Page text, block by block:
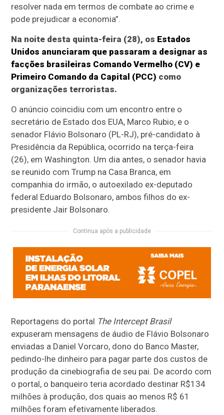
resolver nada em termos de combate ao crime e
pode prejudicar a economia”.
Na noite desta quinta-feira (28), os Estados
Unidos anunciaram que passaram a designar as
facções brasileiras Comando Vermelho (CV) e
Primeiro Comando da Capital (PCC) como
organizações terroristas.
O anúncio coincidiu com um encontro entre o
secretário de Estado dos EUA, Marco Rubio, e o
senador Flávio Bolsonaro (PL-RJ), pré-candidato à
Presidência da República, ocorrido na terça-feira
(26), em Washington. Um dia antes, o senador havia
se reunido com Trump na Casa Branca, em
companhia do irmão, o autoexilado ex-deputado
federal Eduardo Bolsonaro, ambos filhos do ex-
presidente Jair Bolsonaro.
Continua após a publicidade
Reportagens do portal The Intercept Brasil
expuseram mensagens de áudio de Flávio Bolsonaro
enviadas a Daniel Vorcaro, dono do Banco Master,
pedindo-lhe dinheiro para pagar parte dos custos de
produção da cinebiografia de seu pai. De acordo com
o portal, o banqueiro teria acordado destinar R$134
milhões à produção, dos quais ao menos R$ 61
milhões foram efetivamente liberados.